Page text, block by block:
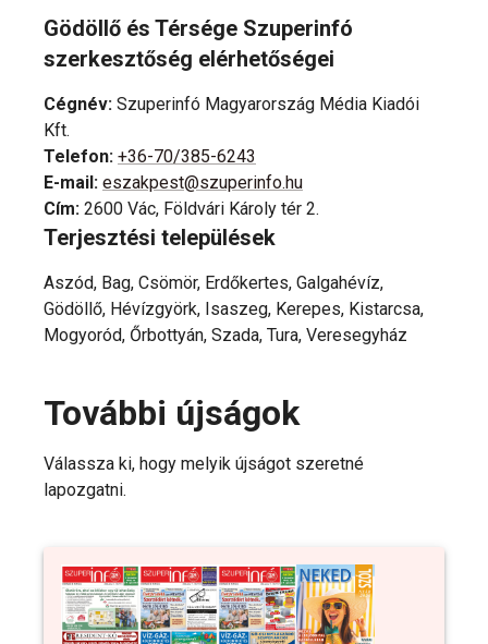
Gödöllő és Térsége Szuperinfó
szerkesztőség elérhetőségei
Cégnév: Szuperinfó Magyarország Média Kiadói
Kft.
Telefon: +36-70/385-6243
E-mail: eszakpest@szuperinfo.hu
Cím: 2600 Vác, Földvári Károly tér 2.
Terjesztési települések
Aszód, Bag, Csömör, Erdőkertes, Galgahévíz,
Gödöllő, Hévízgyörk, Isaszeg, Kerepes, Kistarcsa,
Mogyoród, Őrbottyán, Szada, Tura, Veresegyház
További újságok
Válassza ki, hogy melyik újságot szeretné
lapozgatni.